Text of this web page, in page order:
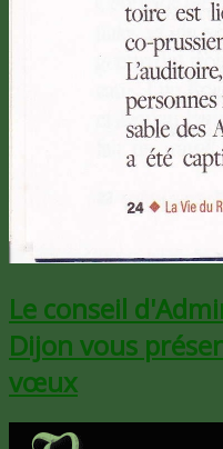
Le conseil
Dijon vous
vœux